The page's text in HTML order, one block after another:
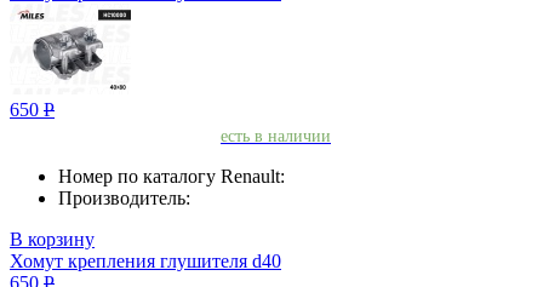
650 Р
есть в наличии
Номер по каталогу Renault:
Производитель:
В корзину
Хомут крепления глушителя d40